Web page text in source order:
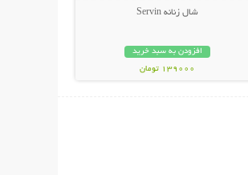
شال زنانه Servin
افزودن به سبد خرید
139000 تومان